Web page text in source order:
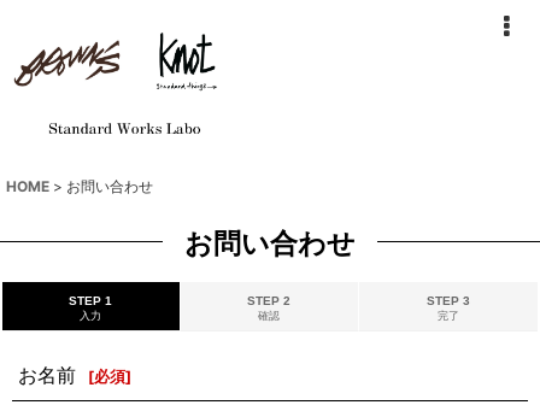
HOME > お問い合わせ
お問い合わせ
STEP 1
入力
STEP 2
確認
STEP 3
完了
お名前 [必須]